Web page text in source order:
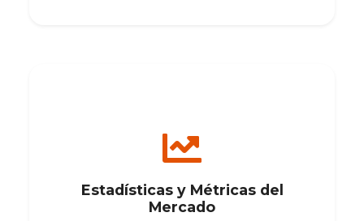
Estadísticas y Métricas del
Mercado